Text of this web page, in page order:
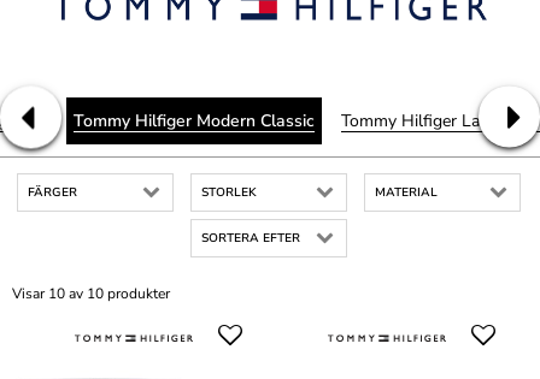
Tommy Hilfiger Modern Classic Tommy Hilfiger Lace
FÄRGER STORLEK MATERIAL
SORTERA EFTER
Visar 10 av 10 produkter